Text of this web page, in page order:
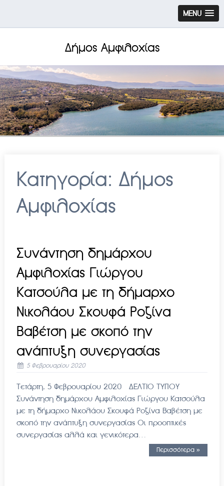
MENU
Δήμος Αμφιλοχίας
Κατηγορία: Δήμος
Αμφιλοχίας
Συνάντηση δημάρχου
Αμφιλοχίας Γιώργου
Κατσούλα με τη δήμαρχο
Νικολάου Σκουφά Ροζίνα
Βαβέτση με σκοπό την
ανάπτυξη συνεργασίας
5 Φεβρουαρίου 2020
Τετάρτη, 5 Φεβρουαρίου 2020 ΔΕΛΤΙΟ ΤΥΠΟΥ
Συνάντηση δημάρχου Αμφιλοχίας Γιώργου Κατσούλα
με τη δήμαρχο Νικολάου Σκουφά Ροζίνα Βαβέτση με
σκοπό την ανάπτυξη συνεργασίας Οι προοπτικές
συνεργασίας αλλά και γενικότερα…
Περισσότερα »